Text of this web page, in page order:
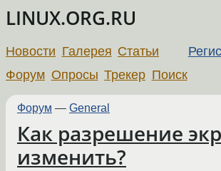
LINUX.ORG.RU
Новости Галерея Статьи
Форум Опросы Трекер Поиск
Форум — General
Как разрешение
изменить?